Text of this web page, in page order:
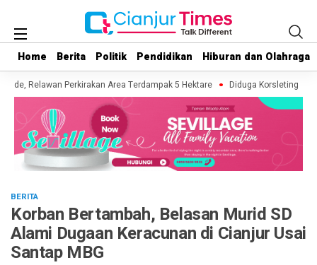
Home Berita Politik Pendidikan Hiburan dan Olahraga
Home Berita Politik Pendidikan Hiburan dan Olahraga
Relawan Perkirakan Area Terdampak 5 Hektare Diduga Korsleting
BERITA
Korban Bertambah, Belasan Murid SD
Alami Dugaan Keracunan di Cianjur Usai
Santap MBG